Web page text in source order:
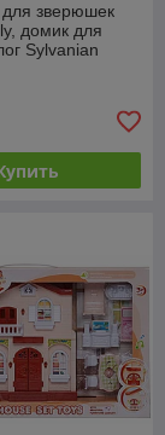
зверюшек
домик для
Sylvanian